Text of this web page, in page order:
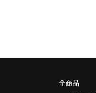
全商品